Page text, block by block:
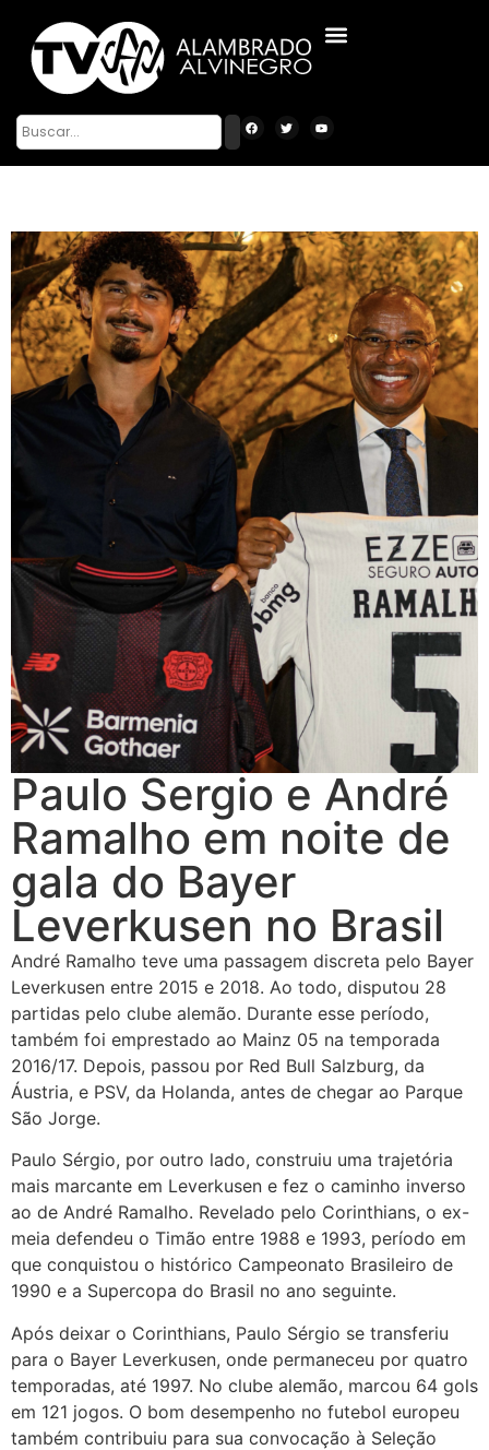
Paulo Sergio e André
Ramalho em noite de
gala do Bayer
Leverkusen no Brasil
André Ramalho teve uma passagem discreta pelo Bayer
Leverkusen entre 2015 e 2018. Ao todo, disputou 28
partidas pelo clube alemão. Durante esse período,
também foi emprestado ao Mainz 05 na temporada
2016/17. Depois, passou por Red Bull Salzburg, da
Áustria, e PSV, da Holanda, antes de chegar ao Parque
São Jorge.
Paulo Sérgio, por outro lado, construiu uma trajetória
mais marcante em Leverkusen e fez o caminho inverso
ao de André Ramalho. Revelado pelo Corinthians, o ex-
meia defendeu o Timão entre 1988 e 1993, período em
que conquistou o histórico Campeonato Brasileiro de
1990 e a Supercopa do Brasil no ano seguinte.
Após deixar o Corinthians, Paulo Sérgio se transferiu
para o Bayer Leverkusen, onde permaneceu por quatro
temporadas, até 1997. No clube alemão, marcou 64 gols
em 121 jogos. O bom desempenho no futebol europeu
também contribuiu para sua convocação à Seleção